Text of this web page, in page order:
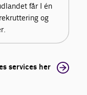
får I én
og
services her